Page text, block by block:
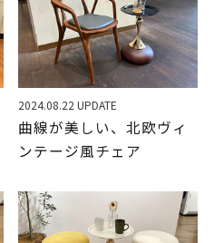
2024.08.22 UPDATE
曲線が美しい、北欧ヴィ
ンテージ風チェア